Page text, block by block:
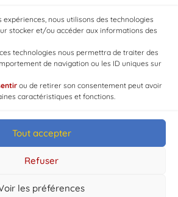
nous utilisons des technologies
stocker et/ou accéder aux informations des
technologies nous permettra de traiter des
de navigation ou les ID uniques sur
ou de retirer son consentement peut avoir
caractéristiques et fonctions.
Tout accepter
Refuser
les préférences
[2004-2024] | Tous droits réservés.
byWEB3-DESIGN